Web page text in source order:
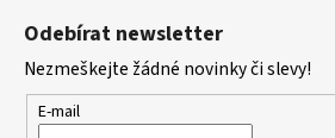
p
r
í
Odebírat newsletter
Nezmeškejte žádné novinky či slevy!
E-mail